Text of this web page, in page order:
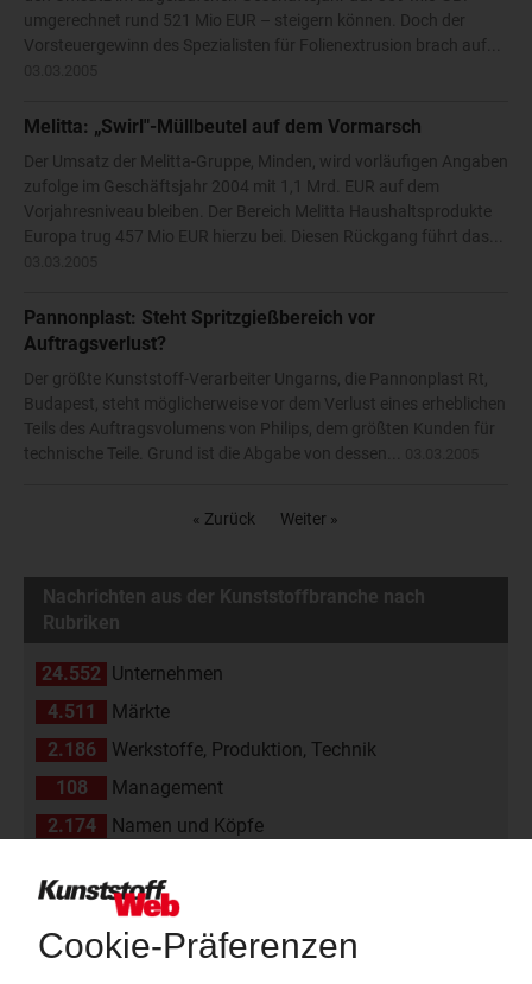
umgerechnet rund 521 Mio EUR – steigern können. Doch der
Vorsteuergewinn des Spezialisten für Folienextrusion brach auf...
Melitta: „Swirl"-Müllbeutel auf dem Vormarsch
Der Umsatz der Melitta-Gruppe, Minden, wird vorläufigen Angaben
zufolge im Geschäftsjahr 2004 mit 1,1 Mrd. EUR auf dem
Vorjahresniveau bleiben. Der Bereich Melitta Haushaltsprodukte
Europa trug 457 Mio EUR hierzu bei. Diesen Rückgang führt das...
Pannonplast: Steht Spritzgießbereich vor
Auftragsverlust?
Der größte Kunststoff-Verarbeiter Ungarns, die Pannonplast Rt,
Budapest, steht möglicherweise vor dem Verlust eines erheblichen
Teils des Auftragsvolumens von Philips, dem größten Kunden für
technische Teile. Grund ist die Abgabe von dessen...
« Zurück Weiter »
Nachrichten aus der Kunststoffbranche nach
Rubriken
24.552 Unternehmen
4.511
Märkte
2.186
Werkstoffe, Produktion, Technik
108
Management
2.174
Namen und Köpfe
811
Veranstaltungen
11
Kommentare